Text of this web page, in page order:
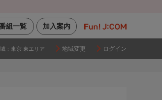
加入案内
組一覧
： 東京 東エリア 地域変更 ログイン